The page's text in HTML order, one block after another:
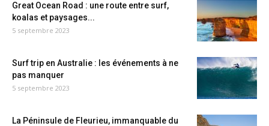
Great Ocean Road : une route entre surf,
koalas et paysages...
5 septembre 2023
Surf trip en Australie : les événements à ne
pas manquer
5 septembre 2023
La Péninsule de Fleurieu, immanquable du